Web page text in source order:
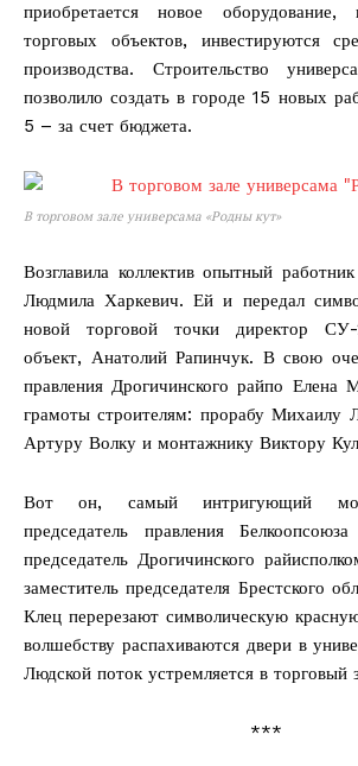
приобретается новое оборудование,
торговых объектов, инвестируются
производства. Строительство
позволило создать в городе 15 новых
5 – за счет бюджета.
В торговом зале универсама «Родны кут»
Возглавила коллектив опытный
Людмила Харкевич. Ей и передал
новой торговой точки директор СУ-
объект, Анатолий Рапинчук. В свою
правления Дрогичинского райпо Елена
грамоты строителям: прорабу Михаилу
Артуру Волку и монтажнику Виктору
Вот он, самый интригующий
председатель правления
председатель Дрогичинского
заместитель председателя Брестского
Клец перерезают символическую
волшебству распахиваются двери в
Людской поток устремляется в торговый
***